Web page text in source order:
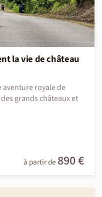
la vie de château
aventure royale de
grands châteaux et
à partir de 890 €